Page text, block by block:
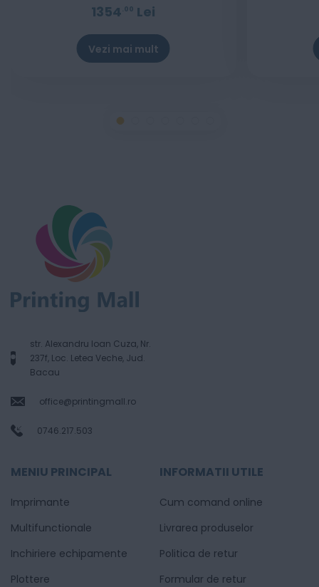
1354 00 Lei
Vezi mai mult
str. Alexandru Ioan Cuza, Nr.
237f, Loc. Letea Veche, Jud.
Bacau
office@printingmall.ro
0746.217.503
MENIU PRINCIPAL
Imprimante
Multifunctionale
Inchiriere echipamente
Plottere
INFORMATII UTILE
Cum comand online
Livrarea produselor
Politica de retur
Formular de retur